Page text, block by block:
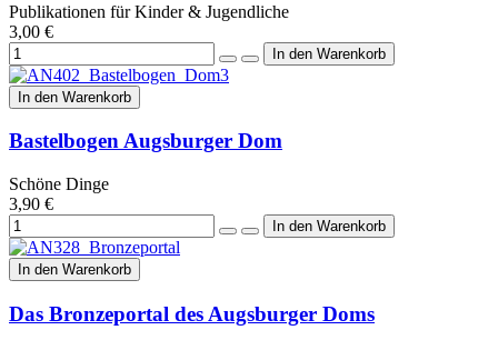
Publikationen für Kinder & Jugendliche
3,00 €
In den Warenkorb
Bastelbogen Augsburger Dom
Schöne Dinge
3,90 €
In den Warenkorb
Das Bronzeportal des Augsburger Doms